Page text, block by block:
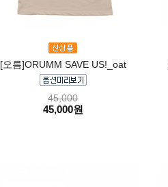
[오름]ORUMM SAVE US!_oat
45,000
45,000원